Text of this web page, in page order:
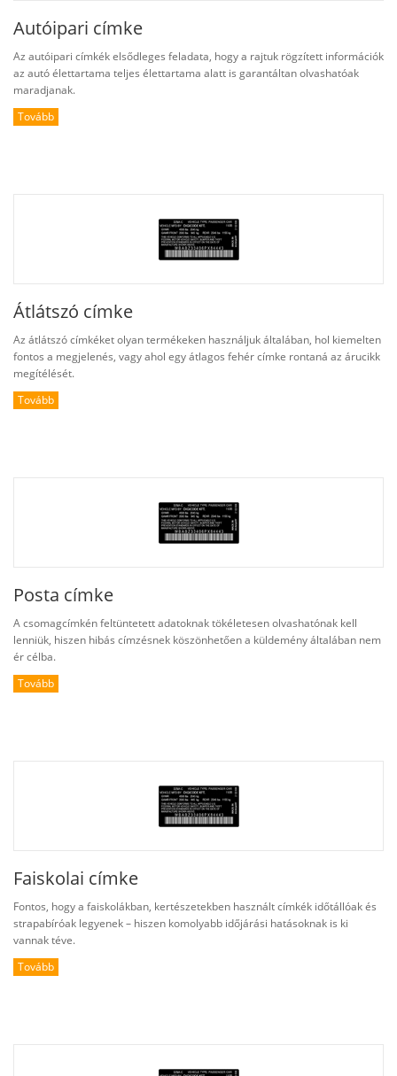
Autóipari címke
Az autóipari címkék elsődleges feladata, hogy a rajtuk rögzített információk
az autó élettartama teljes élettartama alatt is garantáltan olvashatóak
maradjanak.
Tovább
Átlátszó címke
Az átlátszó címkéket olyan termékeken használjuk általában, hol kiemelten
fontos a megjelenés, vagy ahol egy átlagos fehér címke rontaná az árucikk
megítélését.
Tovább
Posta címke
A csomagcímkén feltüntetett adatoknak tökéletesen olvashatónak kell
lenniük, hiszen hibás címzésnek köszönhetően a küldemény általában nem
ér célba.
Tovább
Faiskolai címke
Fontos, hogy a faiskolákban, kertészetekben használt címkék időtállóak és
strapabíróak legyenek – hiszen komolyabb időjárási hatásoknak is ki
vannak téve.
Tovább